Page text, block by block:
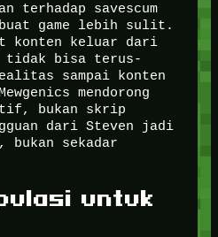
terhadap savescum
game lebih sulit.
konten keluar dari
tidak bisa terus-
sampai konten
mendorong
bukan skrip
dari Steven jadi
bukan sekadar
untuk